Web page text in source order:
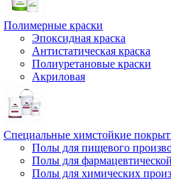
Полимерные краски
Эпоксидная краска
Антистатическая краска
Полиуретановые краски
Акриловая
Специальные химстойкие
Полы для пищевого
Полы для
Полы для химических